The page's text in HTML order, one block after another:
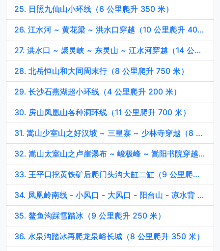
25. 日照九仙山小环线（6 公里爬升 350 米）
26. 江水河 ~ 黄花梁 ~ 洪水口穿越（10 公里爬升 400 米）
27. 洪水口 ~ 聚灵峡 ~ 东灵山 ~ 江水河穿越（14 公里爬升 1400 米）
28. 北岳恒山和大同周末行（8 公里爬升 750 米）
29. 长沙石燕湖超小环线（4 公里爬升 200 米）
30. 房山凤凰山各种洞环线（11 公里爬升 700 米）
31. 嵩山少室山之好汉坡 ~ 三皇寨 ~ 少林寺穿越（8 公里爬升 600 米）
32. 嵩山太室山之卢崖瀑布 ~ 峻极峰 ~ 嵩阳书院穿越（15 公里爬升 1100 米）
33. 王平口挖黄铁矿后爬门头沟大缸二缸（9 公里爬升 400 米）
34. 凤凰岭南线 - 小风口 - 大风口 - 阳台山 - 凉水背 - 车耳营环线（12 公里爬升 1050 米）
35. 鳌鱼沟踩雪踏冰（9 公里爬升 250 米）
36. 水泉沟踏冰再爬龙泉峪长城（8 公里爬升 350 米）